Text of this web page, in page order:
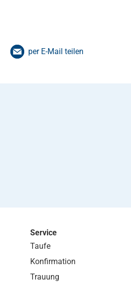
per E-Mail teilen
Service
Taufe
Konfirmation
Trauung